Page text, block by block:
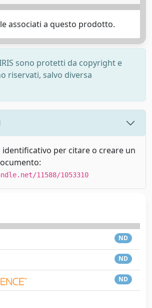
associati a questo prodotto.
sono protetti da copyright e
riservati, salvo diversa
identificativo per citare o creare un
11588/1053310
ND
ND
ND